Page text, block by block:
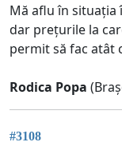
Mă aflu în situația
dar prețurile la
permit să fac atât
Rodica Popa
#3108